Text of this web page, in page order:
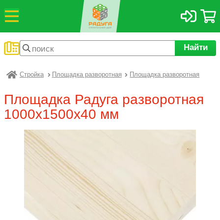
Найти
Радуга
Стройка Площадка разворотная Площадка разворотная
Площадка Радуга разворотная
1000х1500х40 мм